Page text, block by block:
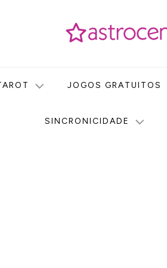
JOGOS GRATUITOS
SINCRONICIDADE